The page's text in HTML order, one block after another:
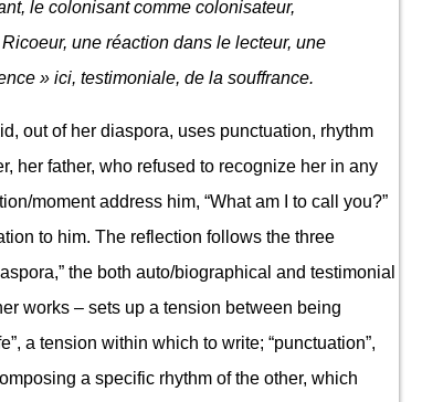
le colonisant comme colonisateur,
une réaction dans le lecteur, une
» ici, testimoniale, de la souffrance.
out of her diaspora, uses punctuation, rhythm
her father, who refused to recognize her in any
moment address him, “What am I to call you?”
to him. The reflection follows the three
the both auto/biographical and testimonial
works – sets up a tension between being
a tension within which to write; “punctuation”,
a specific rhythm of the other, which